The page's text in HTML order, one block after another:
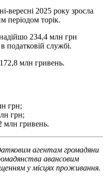
вересні 2025 року зросла
періодом торік.
234,4 млн грн
податковій службі.
млн гривень.
грн;
грн;
млн гривень.
агентам громадяни
авансовим
у місцях проживання.